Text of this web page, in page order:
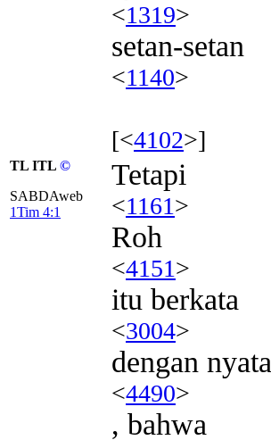
<1319>
setan-setan
<1140>
[<4102>]
TL ITL ©
SABDAweb
1Tim 4:1
Tetapi
<1161>
Roh
<4151>
itu berkata
<3004>
dengan nyata
<4490>
, bahwa